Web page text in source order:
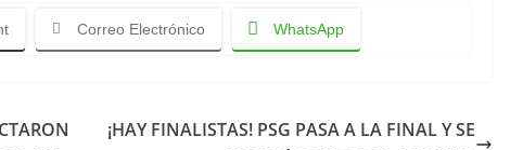
Correo Electrónico WhatsApp
¡HAY FINALISTAS! PSG PASA A LA FINAL Y SE